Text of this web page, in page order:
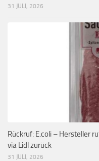
31 JULI, 2026
Rückruf: E.coli – Hersteller
via Lidl zurück
31 JULI, 2026